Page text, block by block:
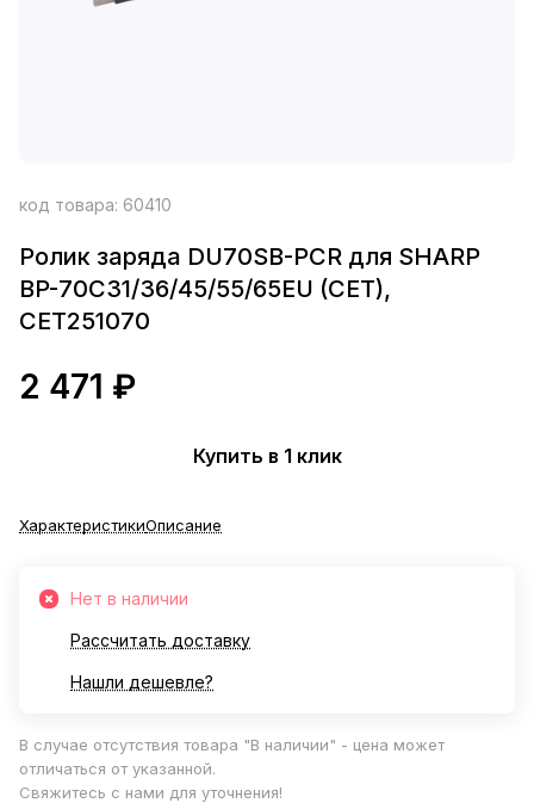
код товара: 60410
Ролик заряда DU70SB-PCR для SHARP
BP-70C31/36/45/55/65EU (CET),
CET251070
2 471 ₽
Купить в 1 клик
ХарактеристикиОписание
Нет в наличии
Рассчитать доставку
Нашли дешевле?
В случае отсутствия товара "В наличии" - цена может
отличаться от указанной.
Свяжитесь с нами для уточнения!